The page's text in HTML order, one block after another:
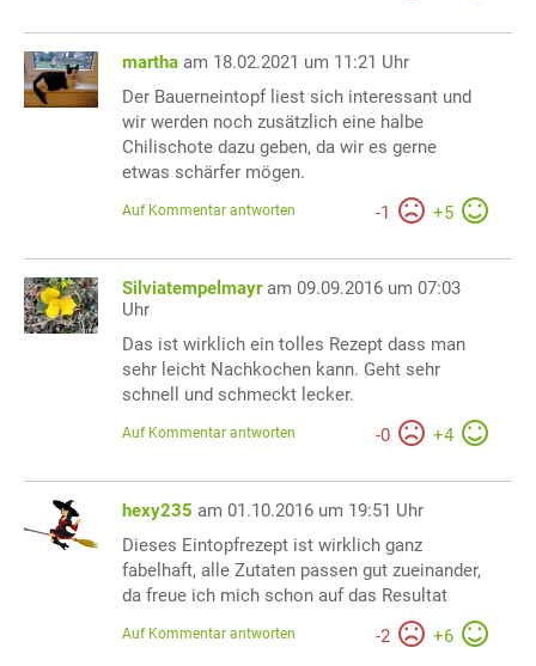
martha am 18.02.2021 um 11:21 Uhr
Der Bauerneintopf liest sich interessant und
wir werden noch zusätzlich eine halbe
Chilischote dazu geben, da wir es gerne
etwas schärfer mögen.
-1 +5
Auf Kommentar antworten
Silviatempelmayr am 09.09.2016 um 07:03
Uhr
Das ist wirklich ein tolles Rezept dass man
sehr leicht Nachkochen kann. Geht sehr
schnell und schmeckt lecker.
-0 +4
Auf Kommentar antworten
hexy235 am 01.10.2016 um 19:51 Uhr
Dieses Eintopfrezept ist wirklich ganz
fabelhaft, alle Zutaten passen gut zueinander,
da freue ich mich schon auf das Resultat
-2 +6
Auf Kommentar antworten